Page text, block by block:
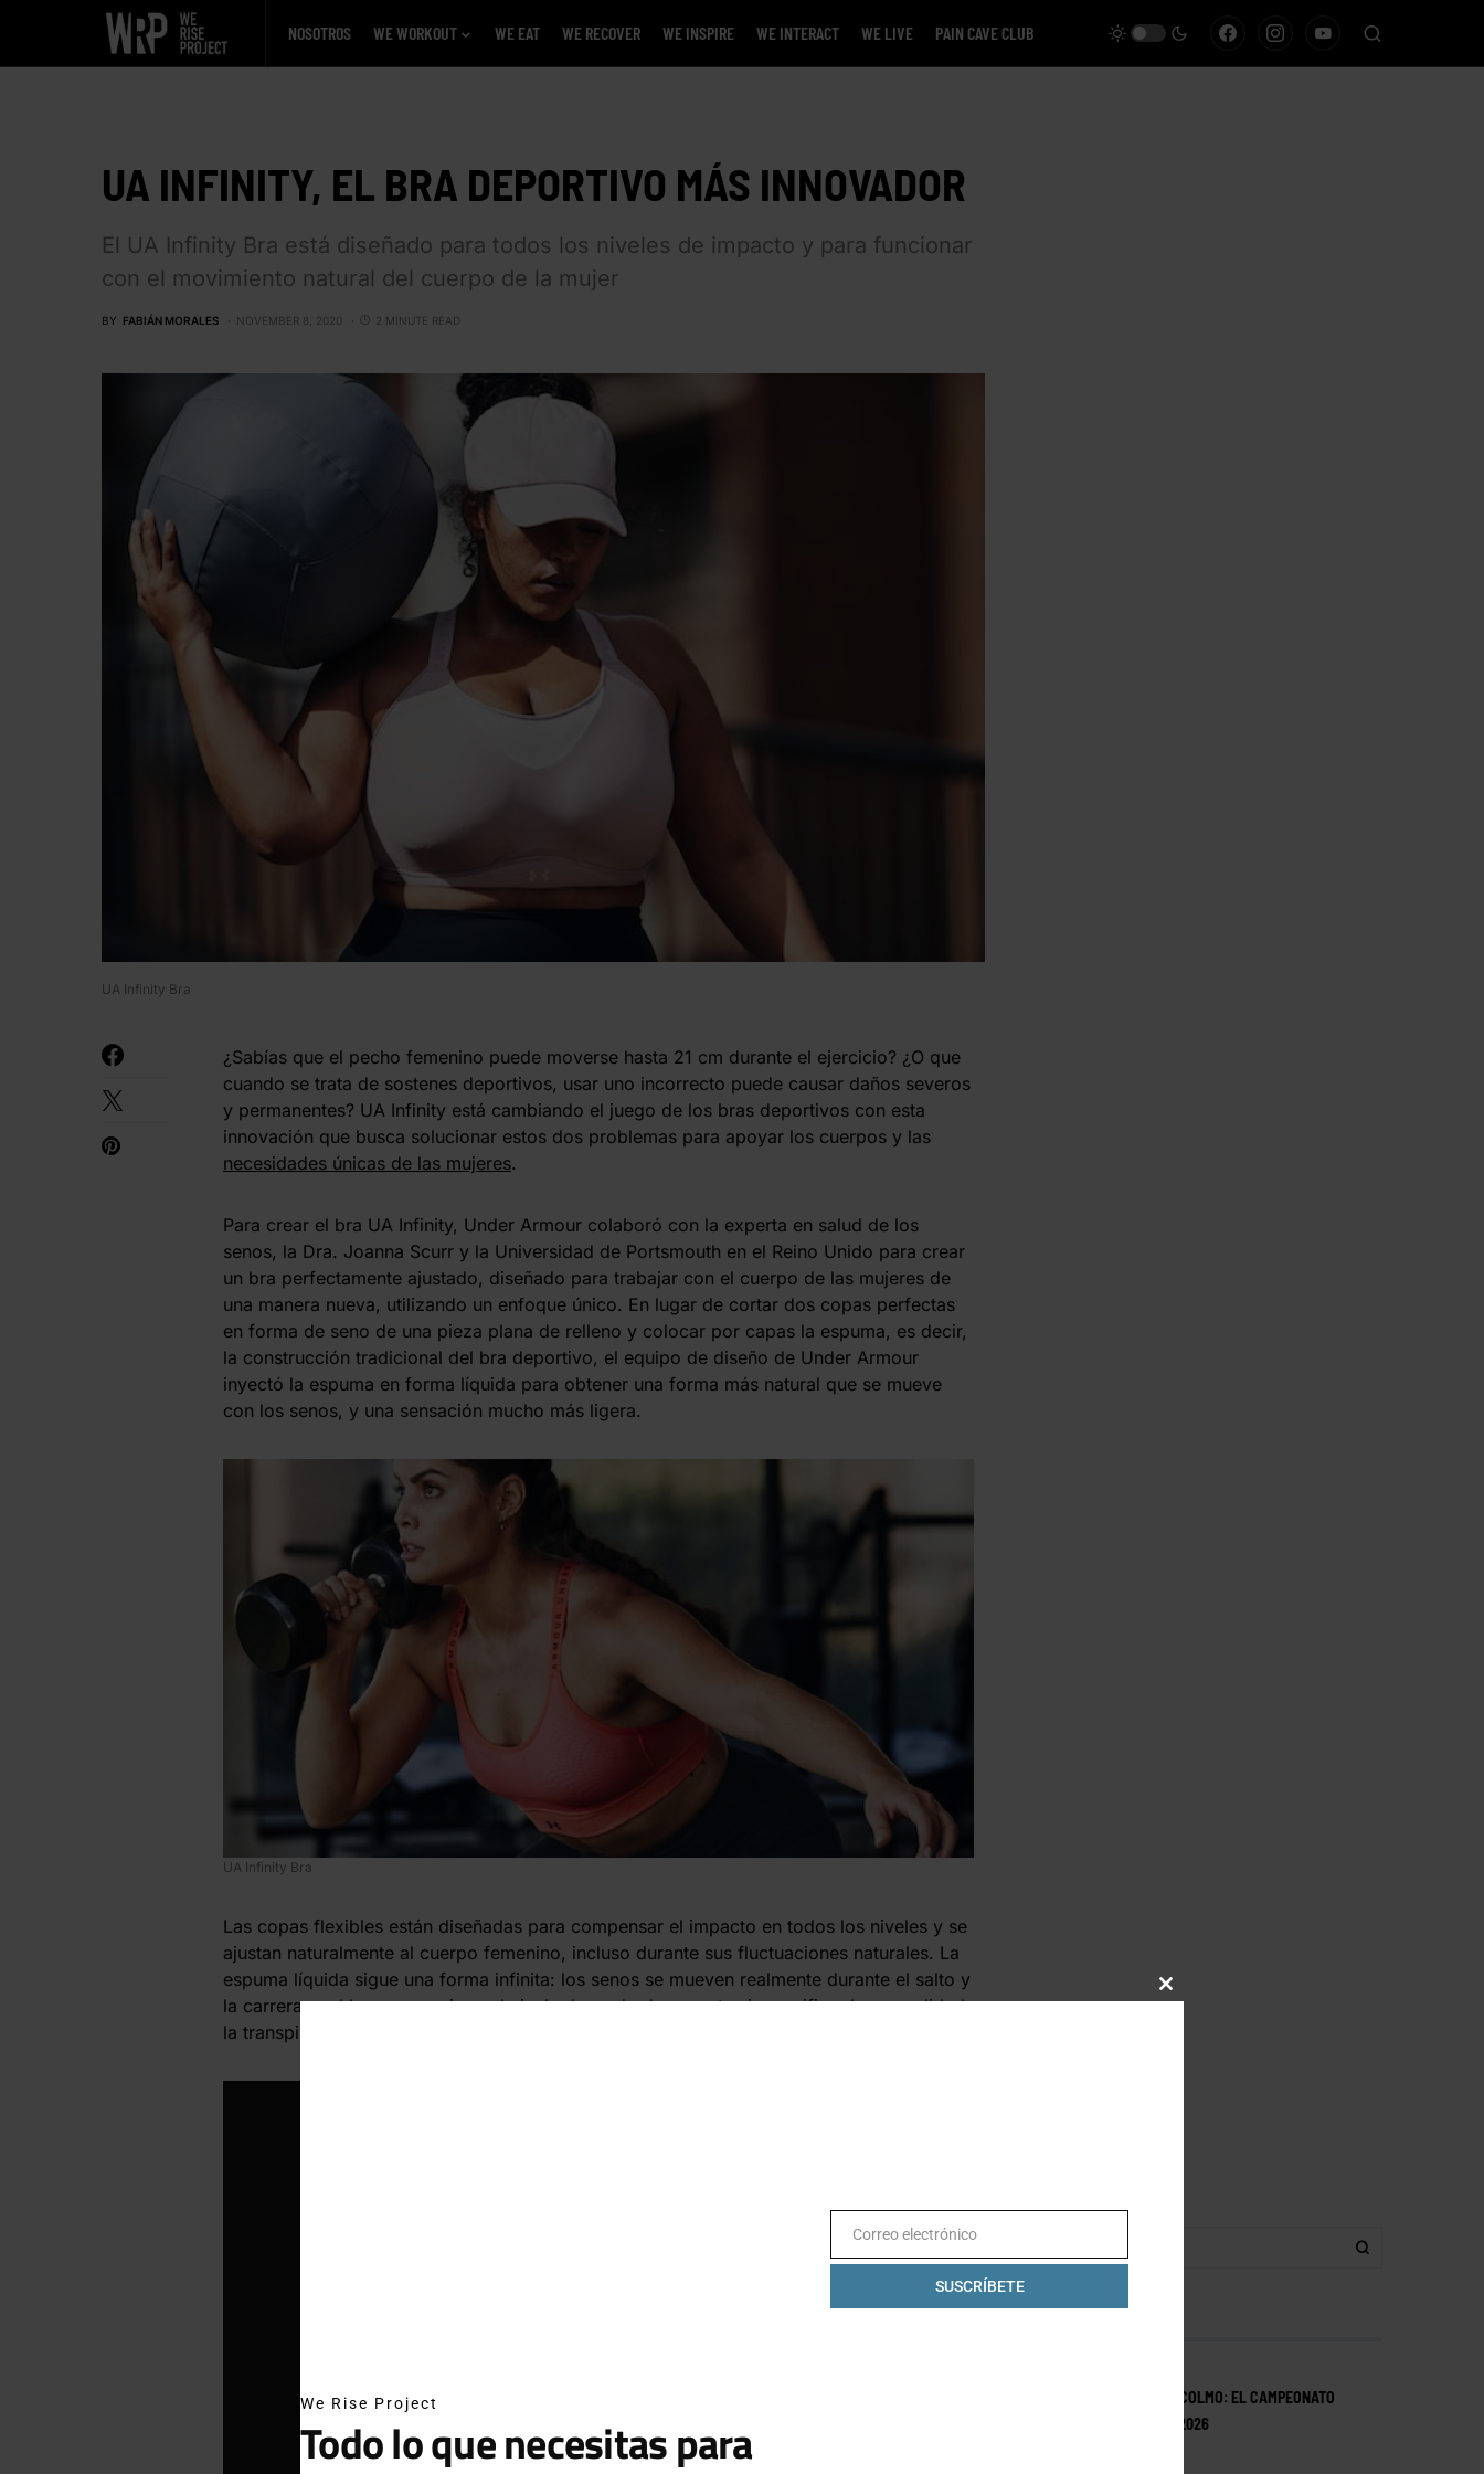
NOSOTROS WE WORKOUT WE EAT WE RECOVER WE INSPIRE WE INTERACT WE LIVE PAIN CAVE CLUB
UA INFINITY, EL BRA DEPORTIVO MÁS INNOVADOR
El UA Infinity Bra está diseñado para todos los niveles de impacto y para funcionar
con el movimiento natural del cuerpo de la mujer
BY FABIÁN MORALES NOVEMBER 8, 2020 2 MINUTE READ
UA Infinity Bra
¿Sabías que el pecho femenino puede moverse hasta 21 cm durante el ejercicio? ¿O que
cuando se trata de sostenes deportivos, usar uno incorrecto puede causar daños severos
y permanentes? UA Infinity está cambiando el juego de los bras deportivos con esta
innovación que busca solucionar estos dos problemas para apoyar los cuerpos y las
necesidades únicas de las mujeres.
Para crear el bra UA Infinity, Under Armour colaboró con la experta en salud de los
senos, la Dra. Joanna Scurr y la Universidad de Portsmouth en el Reino Unido para crear
un bra perfectamente ajustado, diseñado para trabajar con el cuerpo de las mujeres de
una manera nueva, utilizando un enfoque único. En lugar de cortar dos copas perfectas
en forma de seno de una pieza plana de relleno y colocar por capas la espuma, es decir,
la construcción tradicional del bra deportivo, el equipo de diseño de Under Armour
inyectó la espuma en forma líquida para obtener una forma más natural que se mueve
con los senos, y una sensación mucho más ligera.
UA Infinity Bra
Las copas flexibles están diseñadas para compensar el impacto en todos los niveles y se
ajustan naturalmente al cuerpo femenino, incluso durante sus fluctuaciones naturales. La
espuma líquida sigue una forma infinita: los senos se mueven realmente durante el salto y
la carrera, y el bra proporciona el nivel adecuado de soporte sin sacrificar la comodidad,
la transpirabilidad y el movimiento.
MEXICANOS EN ESTOCOLMO: EL CAMPEONATO
MUNDIAL DE HYROX 2026
CLOSE
We Rise Project
Todo lo que necesitas para
EmailCorreo electrónico
SUSCRÍBETE